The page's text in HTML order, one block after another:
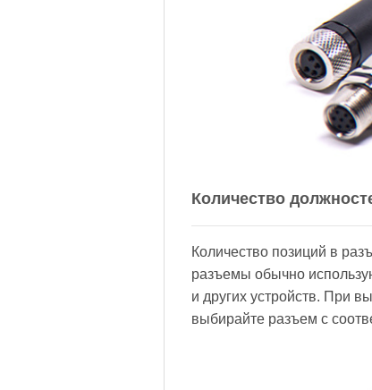
Количество
Количество позиций в
разъемы обычно
и других устройств. При
выбирайте разъем с